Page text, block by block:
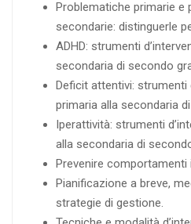
Problematiche primarie e
secondarie: distinguerle
ADHD: strumenti
secondaria di secondo
Deficit attentivi: strumenti
primaria alla secondaria
Iperattività: strumenti
alla secondaria di
Prevenire comportamenti
Pianificazione a breve,
strategie di gestione.